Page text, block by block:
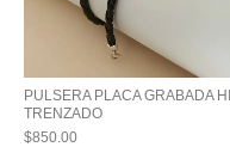
PULSERA PLACA GRABADA
TRENZADO
$850.00